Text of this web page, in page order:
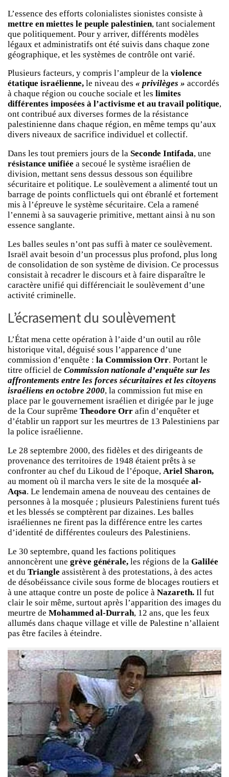
L’essence des efforts colonialistes sionistes consiste à
mettre en miettes le peuple palestinien, tant socialement
que politiquement. Pour y arriver, différents modèles
légaux et administratifs ont été suivis dans chaque zone
géographique, et les systèmes de contrôle ont varié.
Plusieurs facteurs, y compris l’ampleur de la violence
étatique israélienne, le niveau des « privilèges » accordés
à chaque région ou couche sociale et les limites
différentes imposées à l’activisme et au travail politique,
ont contribué aux diverses formes de la résistance
palestinienne dans chaque région, en même temps qu’aux
divers niveaux de sacrifice individuel et collectif.
Dans les tout premiers jours de la Seconde Intifada, une
résistance unifiée a secoué le système israélien de
division, mettant sens dessus dessous son équilibre
sécuritaire et politique. Le soulèvement a alimenté tout un
barrage de points conflictuels qui ont ébranlé et fortement
mis à l’épreuve le système sécuritaire. Cela a ramené
l’ennemi à sa sauvagerie primitive, mettant ainsi à nu son
essence sanglante.
Les balles seules n’ont pas suffi à mater ce soulèvement.
Israël avait besoin d’un processus plus profond, plus long
de consolidation de son système de division. Ce processus
consistait à recadrer le discours et à faire disparaître le
caractère unifié qui différenciait le soulèvement d’une
activité criminelle.
L’écrasement du soulèvement
L’État mena cette opération à l’aide d’un outil au rôle
historique vital, déguisé sous l’apparence d’une
commission d’enquête : la Commission Orr. Portant le
titre officiel de Commission nationale d’enquête sur les
affrontements entre les forces sécuritaires et les citoyens
israéliens en octobre 2000, la commission fut mise en
place par le gouvernement israélien et dirigée par le juge
de la Cour suprême Theodore Orr afin d’enquêter et
d’établir un rapport sur les meurtres de 13 Palestiniens par
la police israélienne.
Le 28 septembre 2000, des fidèles et des dirigeants de
provenance des territoires de 1948 étaient prêts à se
confronter au chef du Likoud de l’époque, Ariel Sharon,
au moment où il marcha vers le site de la mosquée al-
Aqsa. Le lendemain amena de nouveau des centaines de
personnes à la mosquée ; plusieurs Palestiniens furent tués
et les blessés se comptèrent par dizaines. Les balles
israéliennes ne firent pas la différence entre les cartes
d’identité de différentes couleurs des Palestiniens.
Le 30 septembre, quand les factions politiques
annoncèrent une grève générale, les régions de la Galilée
et du Triangle assistèrent à des protestations, à des actes
de désobéissance civile sous forme de blocages routiers et
à une attaque contre un poste de police à Nazareth. Il fut
clair le soir même, surtout après l’apparition des images du
meurtre de Mohammed al-Durrah, 12 ans, que les feux
allumés dans chaque village et ville de Palestine n’allaient
pas être faciles à éteindre.